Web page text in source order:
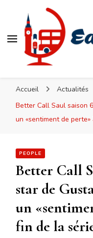
Accueil Actualités
Better Call Saul saison
un «sentiment de
PEOPLE
Better Call
star de
un
fin de la